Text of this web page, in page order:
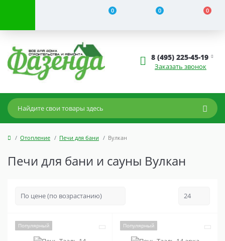
0 0 0
8 (495) 225-45-19
Заказать звонок
Отопление Печи для бани Вулкан
Печи для бани и сауны Вулкан
Популярный Популярный